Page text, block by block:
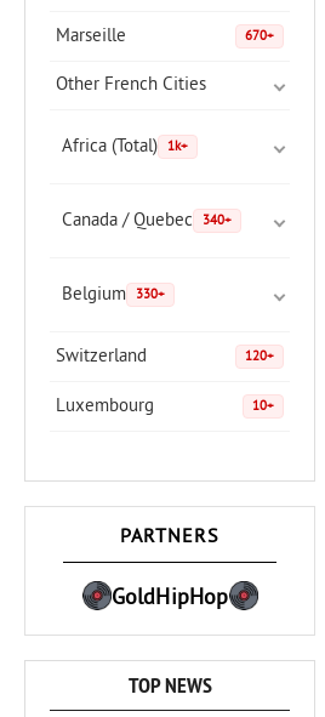
Marseille 670+
Other French Cities
Africa (Total) 1k+
Canada / Quebec 340+
Belgium 330+
Switzerland 120+
Luxembourg 10+
PARTNERS
GoldHipHop
TOP NEWS